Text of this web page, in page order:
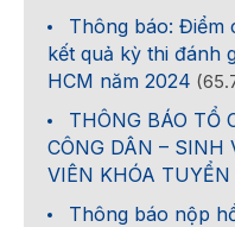
Thông báo: Điểm
kết quả kỳ thi đánh
HCM năm 2024
THÔNG BÁO TỔ
CÔNG DÂN –
VIÊN KHÓA TUYỂN
Thông báo nộp